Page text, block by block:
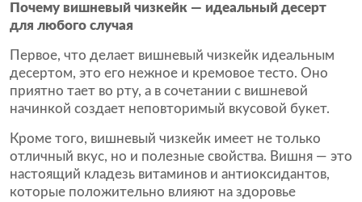
Почему вишневый чизкейк — идеальный десерт
для любого случая
Первое, что делает вишневый чизкейк идеальным
десертом, это его нежное и кремовое тесто. Оно
приятно тает во рту, а в сочетании с вишневой
начинкой создает неповторимый вкусовой букет.
Кроме того, вишневый чизкейк имеет не только
отличный вкус, но и полезные свойства. Вишня — это
настоящий кладезь витаминов и антиоксидантов,
которые положительно влияют на здоровье